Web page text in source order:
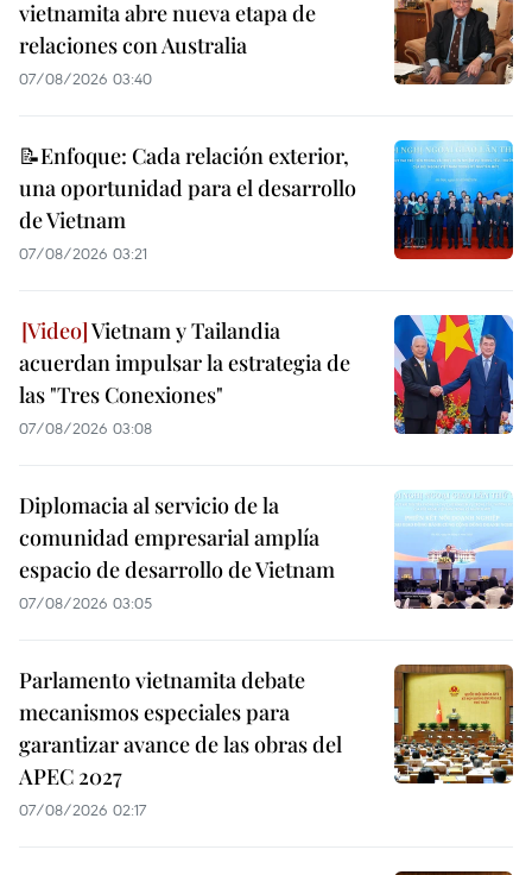
vietnamita abre nueva etapa de
relaciones con Australia
07/08/2026 03:40
📝Enfoque: Cada relación exterior,
una oportunidad para el desarrollo
de Vietnam
07/08/2026 03:21
Vietnam y Tailandia
acuerdan impulsar la estrategia de
las "Tres Conexiones"
07/08/2026 03:08
Diplomacia al servicio de la
comunidad empresarial amplía
espacio de desarrollo de Vietnam
07/08/2026 03:05
Parlamento vietnamita debate
mecanismos especiales para
garantizar avance de las obras del
APEC 2027
07/08/2026 02:17